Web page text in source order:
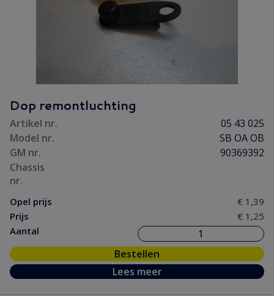
Dop remontluchting
Artikel nr.
05 43 025
Model nr.
SB OA OB
GM nr.
90369392
Chassis
nr.
Opel prijs
€ 1,39
Prijs
€ 1,25
Aantal
Bestellen
Lees meer